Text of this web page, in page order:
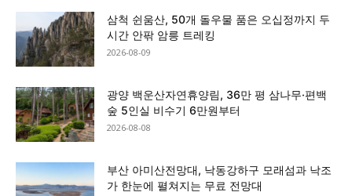
삼척 쉰움산, 50개 돌우물 품은 오십정까지 두
시간 안팎 암릉 트레킹
2026-08-09
광양 백운산자연휴양림, 36만 평 삼나무·편백
숲 5인실 비수기 6만원부터
2026-08-08
부산 아미산전망대, 낙동강하구 모래섬과 낙조
가 한눈에 펼쳐지는 무료 전망대